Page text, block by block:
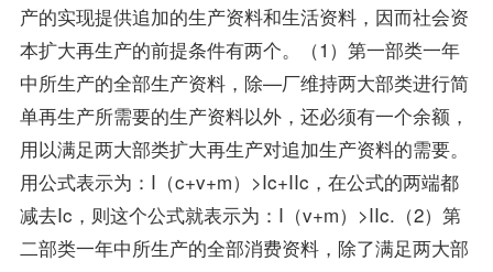
产的实现提供追加的生产资料和生活资料，因而社会资
本扩大再生产的前提条件有两个。（1）第一部类一年
中所生产的全部生产资料，除—厂维持两大部类进行简
单再生产所需要的生产资料以外，还必须有一个余额，
用以满足两大部类扩大再生产对追加生产资料的需要。
用公式表示为：I（c+v+m）>Ic+IIc，在公式的两端都
减去Ic，则这个公式就表示为：I（v+m）>IIc.（2）第
二部类一年中所生产的全部消费资料，除了满足两大部